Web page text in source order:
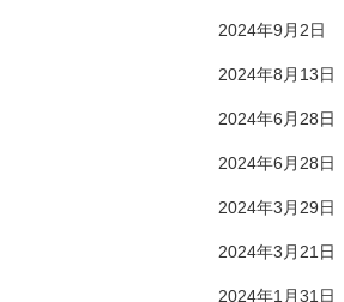
2024年9月2日
2024年8月13日
2024年6月28日
2024年6月28日
2024年3月29日
2024年3月21日
2024年1月31日